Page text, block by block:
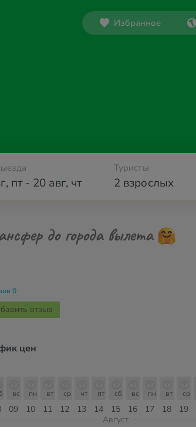
Избранное
, пт- 20 авг, чт 2 взрослых
Туристы
до города вылета
0
отзыв
цен
09
вс
10
пн
11
вт
12
ср
13
чт
14
пт
15
сб
16
вс
17
пн
18
вт
19
ср
Август